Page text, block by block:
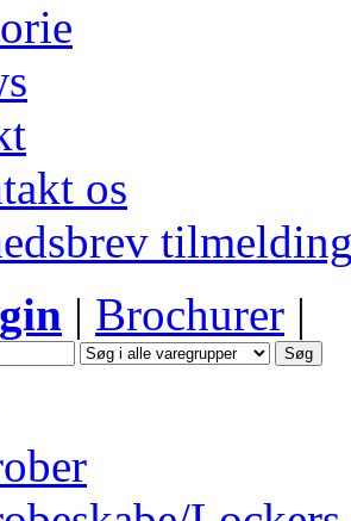
os
| Brochurer |